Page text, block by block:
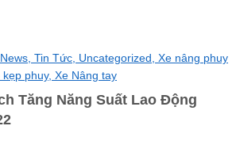
Tin Tức, Uncategorized, Xe nâng phuy
phuy, Xe Nâng tay
Tăng Năng Suất Lao Động